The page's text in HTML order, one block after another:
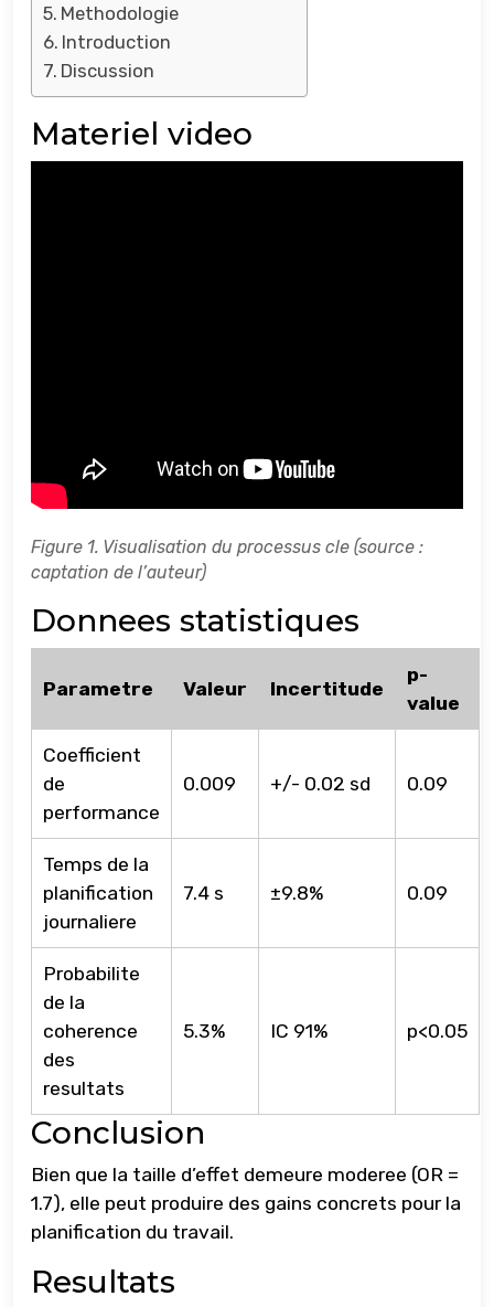
Methodologie
Introduction
Discussion
Materiel video
Figure 1. Visualisation du processus cle (source :
captation de l’auteur)
Donnees statistiques
Parametre Valeur Incertitude
p-
value
Coefficient
de
performance
0.009 +/- 0.02 sd 0.09
Temps de la
planification
journaliere
7.4 s ±9.8% 0.09
Probabilite
de la
coherence
des
resultats
5.3% IC 91% p<0.05
Conclusion
Bien que la taille d’effet demeure moderee (OR =
1.7), elle peut produire des gains concrets pour la
planification du travail.
Resultats